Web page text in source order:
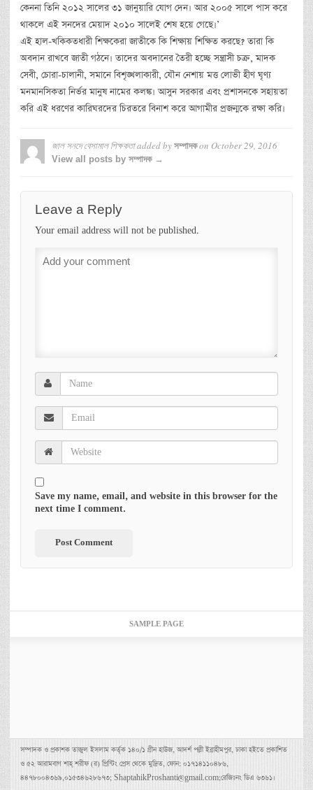
কেননা তিনি ২০১২ সালের ৩১ জানুয়ারি যোগ দেন। আর ২০০৫ সালে পাস করে
থাকলে এই সনদের মেয়াদ ২০১০ সালেই শেষ হয়ে গেছে।’
এই হাল-খকিকতধারী শিক্ষকেরা জাতীকে কি শিক্ষায় শিক্ষিত করছে? তারা কি
অবদান রাখবে জাতী গঠনে। তাদের অবদানের তৈরী হচ্ছে সন্ত্রাসী চক্র, মাদক
সেবী, চোরা-চালানী, সমানে বিশৃঙ্খলাকারী, যৌন নেশায় মত্ত লোভী হীণ ঘৃণ্য
মনমানসিকতা নির্ভর মানুষ নামের কলঙ্ক। আসুন সরকার এবং প্রশাসনকে সহায়তা
করি এই ধরণের কারিঘরদের চিরতরে বিনাশ করে আগামীর প্রজন্মকে রক্ষা করি।
জাল সনদে বেসামাল শিক্ষকতাadded by সম্পাদকon October 29, 2016
View all posts by সম্পাদক →
Leave a Reply
Your email address will not be published.
Save my name, email, and website in this browser for the
next time I comment.
SAMPLE PAGE
সম্পাদক ও প্রকাশক তাজুল ইসলাম কর্তৃক ১৪০/১ গ্রীন হাউজ, আদর্শ পল্লী ইব্রাহীমপুর, ঢাকা হইতে প্রকাশিত
ও ৫২ আরামবাগ শাহ্ শরীফ (র) প্রিন্টিং প্রেস থেকে মুদ্রিত, ফোন: ০১৭১৪১১০৪৮৬,
৪৪৭৮০০৪৩৬৯,০১৫৩৪৬২৮৬৭৩; ShaptahikProshanti@gmail.com;রেজিঃনং ডিএ ৬৩৬১।